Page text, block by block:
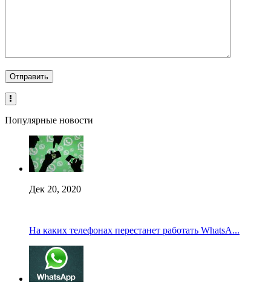
Популярные новости
Дек 20, 2020
На каких телефонах перестанет работать WhatsA...